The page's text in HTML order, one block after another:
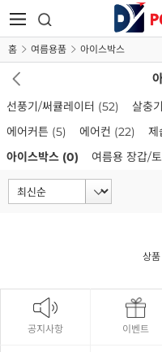
홈 여름용품 아이스박스
선풍기/써큘레이터 (52) 살충기
에어커튼 (5) 에어컨 (22) 제
아이스박스 (0) 여름용 장갑/
상
공지사항 이벤트